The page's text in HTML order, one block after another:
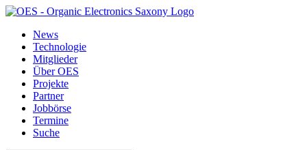
News
Technologie
Mitglieder
Über OES
Projekte
Partner
Jobbörse
Termine
Suche